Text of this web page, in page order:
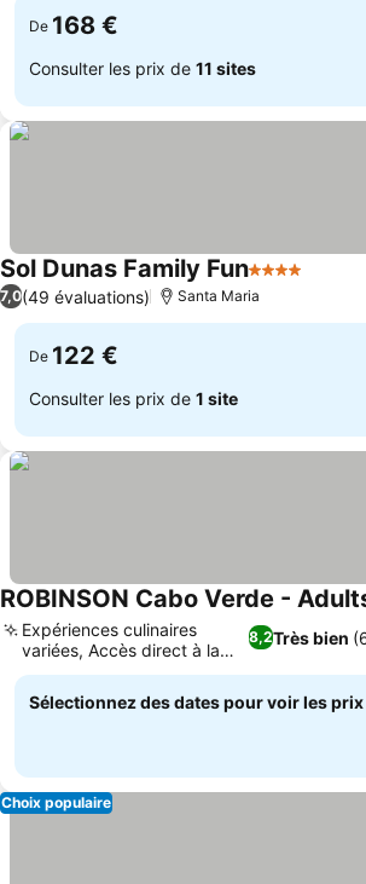
De 168 €
Consulter les prix de 11 sites
Sol Dunas Family Fun4 Étoiles
7,0(49 évaluations) Santa Maria
De 122 €
Consulter les prix de 1 site
ROBINSON Cabo Verde -
8,2Très bien
Expériences culinaires
variées, Accès direct à la
plage
Sélectionnez des dates pour voir les
Choix populaire